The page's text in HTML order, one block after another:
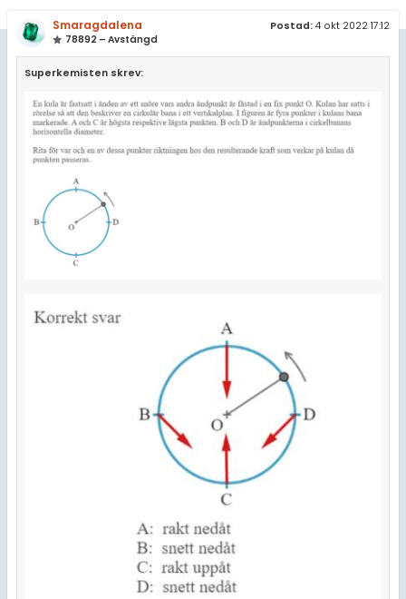
Smaragdalena
78892 – Avstängd
Postad: 4 okt 2022 17:12
Superkemisten skrev: